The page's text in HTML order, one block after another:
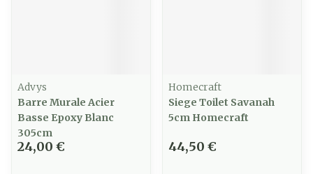
Advys
Barre Murale Acier
Basse Epoxy Blanc
305cm
24,00 €
Homecraft
Siege Toilet Savanah
5cm Homecraft
44,50 €